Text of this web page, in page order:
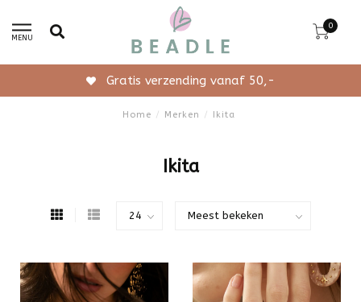
MENU
0
Gratis verzending vanaf 50,-
Home / Merken / Ikita
Ikita